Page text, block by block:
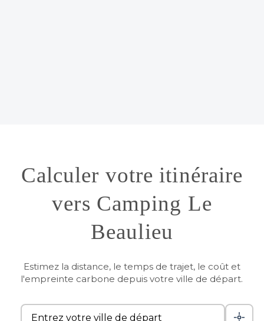
Calculer votre itinéraire
vers Camping Le
Beaulieu
Estimez la distance, le temps de trajet, le coût et
l'empreinte carbone depuis votre ville de départ.